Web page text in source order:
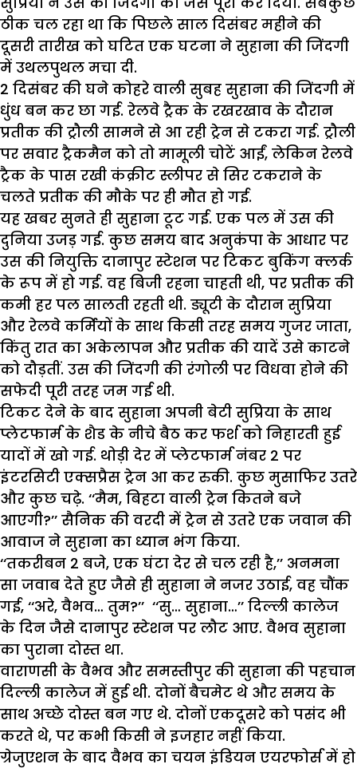
ठीक चल रहा था कि पिछले साल दिसंबर महीने की
दूसरी तारीख को घटित एक घटना ने सुहाना की जिंदगी
में उथलपुथल मचा दी.
2 दिसंबर की घने कोहरे वाली सुबह सुहाना की जिंदगी में
धुंध बन कर छा गई. रेलवे ट्रैक के रखरखाव के दौरान
प्रतीक की ट्रौली सामने से आ रही ट्रेन से टकरा गई. ट्रौली
पर सवार ट्रैकमैन को तो मामूली चोटें आईं, लेकिन रेलवे
ट्रैक के पास रखी कंक्रीट स्लीपर से सिर टकराने के
चलते प्रतीक की मौके पर ही मौत हो गई.
यह खबर सुनते ही सुहाना टूट गई. एक पल में उस की
दुनिया उजड़ गई. कुछ समय बाद अनुकंपा के आधार पर
उस की नियुक्ति दानापुर स्टेशन पर टिकट बुकिंग क्लर्क
के रूप में हो गई. वह बिजी रहना चाहती थी, पर प्रतीक की
कमी हर पल सालती रहती थी. ड्यूटी के दौरान सुप्रिया
और रेलवे कर्मियों के साथ किसी तरह समय गुजर जाता,
किंतु रात का अकेलापन और प्रतीक की यादें उसे काटने
को दौड़तीं. उस की जिंदगी की रंगोली पर विधवा होने की
सफेदी पूरी तरह जम गई थी.
टिकट देने के बाद सुहाना अपनी बेटी सुप्रिया के साथ
प्लेटफार्म के शैड के नीचे बैठ कर फर्श को निहारती हुई
यादों में खो गई. थोड़ी देर में प्लेटफार्म नंबर 2 पर
इंटरसिटी एक्सप्रैस ट्रेन आ कर रुकी. कुछ मुसाफिर उतरे
और कुछ चढ़े. ‘‘मैम, बिहटा वाली ट्रेन कितने बजे
आएगी?’’ सैनिक की वरदी में ट्रेन से उतरे एक जवान की
आवाज ने सुहाना का ध्यान भंग किया.
‘‘तकरीबन 2 बजे, एक घंटा देर से चल रही है,’’ अनमना
सा जवाब देते हुए जैसे ही सुहाना ने नजर उठाई, वह चौंक
गई, ‘‘अरे, वैभव… तुम?’’ ‘‘सु… सुहाना…’’ दिल्ली कालेज
के दिन जैसे दानापुर स्टेशन पर लौट आए. वैभव सुहाना
का पुराना दोस्त था.
वाराणसी के वैभव और समस्तीपुर की सुहाना की पहचान
दिल्ली कालेज में हुई थी. दोनों बैचमेट थे और समय के
साथ अच्छे दोस्त बन गए थे. दोनों एकदूसरे को पसंद भी
करते थे, पर कभी किसी ने इजहार नहीं किया.
ग्रेजुएशन के बाद वैभव का चयन इंडियन एयरफोर्स में हो